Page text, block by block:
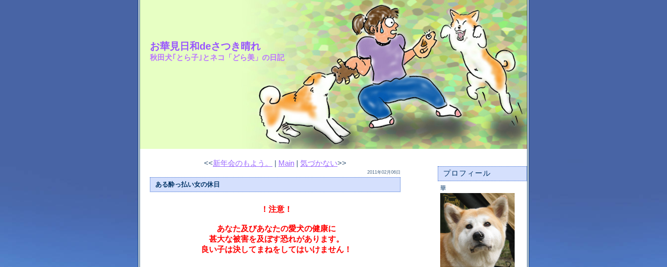
お華見日和deさつき晴れ
秋田犬｢とら子｣とネコ「どら美」の日記
プロフィール
華
<<新年会のもよう。 | Main | 気づかない>>
2011年02月06日
ある酔っ払い女の休日
！注意！
あなた及びあなたの愛犬の健康に
甚大な被害を及ぼす恐れがあります。
良い子は決してまねをしてはいけません！